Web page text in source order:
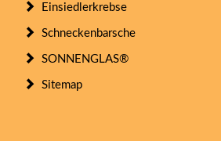
Einsiedlerkrebse
Schneckenbarsche
SONNENGLAS®
Sitemap